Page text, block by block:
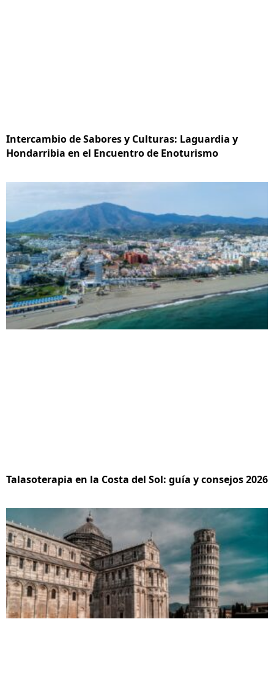
Intercambio de Sabores y Culturas: Laguardia y
Hondarribia en el Encuentro de Enoturismo
Talasoterapia en la Costa del Sol: guía y consejos 2026